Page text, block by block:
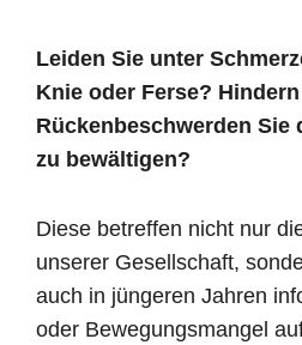
Leiden Sie unter
Knie oder Ferse? Hindern
Rückenbeschwerden Sie
zu bewältigen?
Diese betreffen nicht nur
unserer Gesellschaft,
auch in jüngeren Jahren
oder Bewegungsmangel